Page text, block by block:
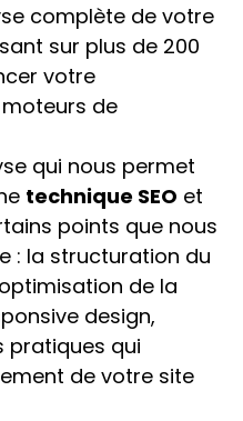
complète de votre
sur plus de 200
votre
de
qui nous permet
technique SEO et
points que nous
: la structuration du
de la
design,
pratiques qui
de votre site